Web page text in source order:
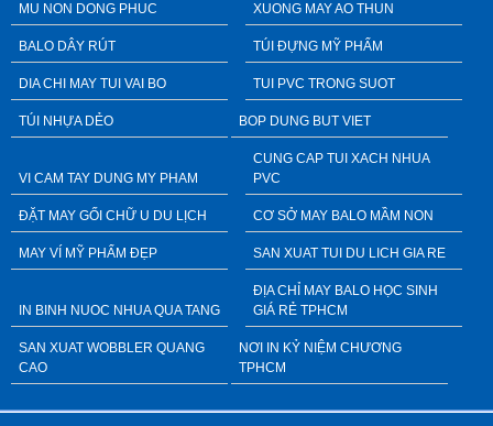
MU NON DONG PHUC XUONG MAY AO THUN
BALO DÂY RÚT TÚI ĐỰNG MỸ PHẨM
DIA CHI MAY TUI VAI BO TUI PVC TRONG SUOT
TÚI NHỰA DẺO BOP DUNG BUT VIET
VI CAM TAY DUNG MY PHAM
CUNG CAP TUI XACH NHUA
PVC
ĐẶT MAY GỐI CHỮ U DU LỊCH CƠ SỞ MAY BALO MẦM NON
MAY VÍ MỸ PHẨM ĐẸP SAN XUAT TUI DU LICH GIA RE
IN BINH NUOC NHUA QUA TANG
ĐỊA CHỈ MAY BALO HỌC SINH
GIÁ RẺ TPHCM
SAN XUAT WOBBLER QUANG
CAO
NƠI IN KỶ NIỆM CHƯƠNG
TPHCM